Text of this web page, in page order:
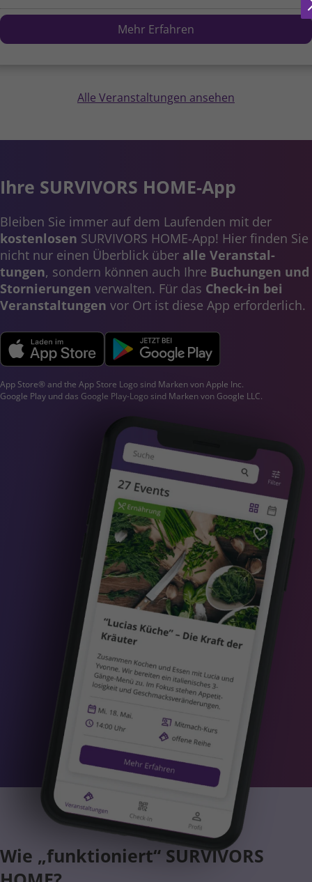
Mehr Erfahren
Alle Veranstaltungen ansehen
Ihre SURVIVORS HOME-App
Bleiben Sie immer auf dem Laufenden mit der
kosten­losen SURVIVORS HOME-App! Hier finden Sie
nicht nur einen Überblick über alle Veranstal­
tungen, sondern können auch Ihre Buchungen und
Stornierungen verwalten. Für das Check-in bei
Veranstal­tungen vor Ort ist diese App erforderlich.
App Store® and the App Store Logo sind Marken von Apple Inc.
Google Play und das Google Play-Logo sind Marken von Google LLC.
Wie „funktioniert“ SURVIVORS